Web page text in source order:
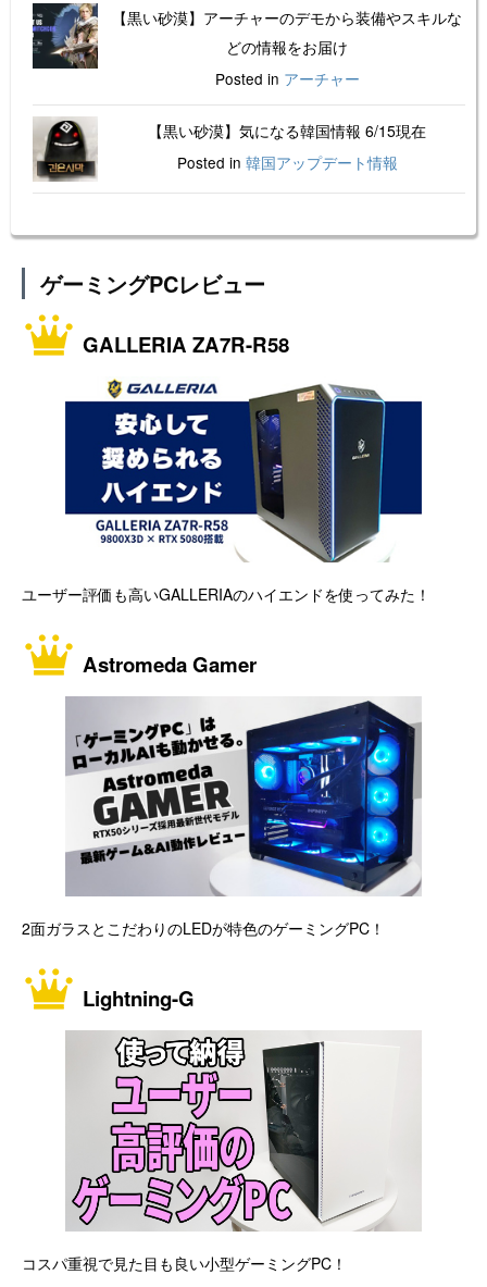
【黒い砂漠】アーチャーのデモから装備やスキルな
どの情報をお届け
Posted in アーチャー
【黒い砂漠】気になる韓国情報 6/15現在
Posted in 韓国アップデート情報
ゲーミングPCレビュー
GALLERIA ZA7R-R58
ユーザー評価も高いGALLERIAのハイエンドを使ってみた！
Astromeda Gamer
2面ガラスとこだわりのLEDが特色のゲーミングPC！
Lightning-G
コスパ重視で見た目も良い小型ゲーミングPC！